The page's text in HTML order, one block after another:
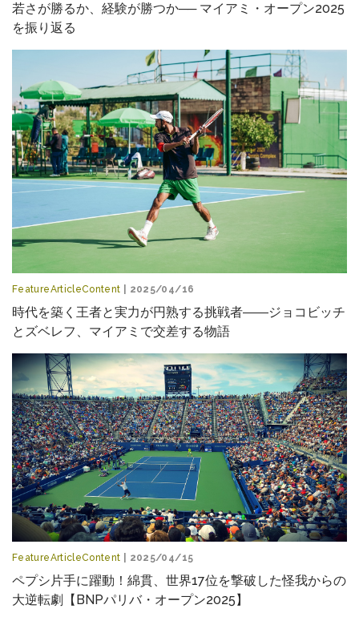
若さが勝るか、経験が勝つか── マイアミ・オープン2025
を振り返る
FeatureArticleContent | 2025/04/16
時代を築く王者と実力が円熟する挑戦者――ジョコビッチ
とズベレフ、マイアミで交差する物語
FeatureArticleContent | 2025/04/15
ペプシ片手に躍動！綿貫、世界17位を撃破した怪我からの
大逆転劇【BNPパリバ・オープン2025】